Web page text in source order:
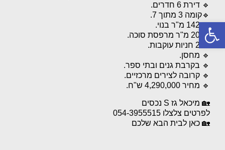
פתח סרגל נגישות
🔹 דירת 6 חדרים.
🔹קומה 3 מתוך 7.
🔹 142 מ"ר בנוי.
🔹 20 מ"ר מרפסת סוכה.
🔹 2 חניות עוקבות.
🔹 מחסן.
🔹 בקרבת גנים ובתי ספר.
🔹 קרובה לצירים מרכזיים.
🔹 מחיר 4,290,000 ש"ח.
🏡 מיכאל גז S נכסים
לפרטים צלצלו 054-3955515
🏡 כאן לבית הבא שלכם